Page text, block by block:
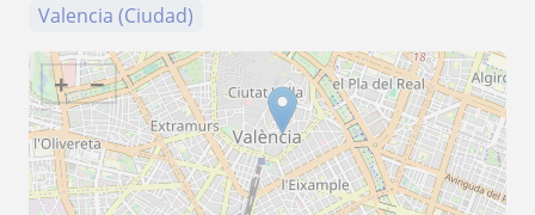
Valencia (Ciudad)
+ −